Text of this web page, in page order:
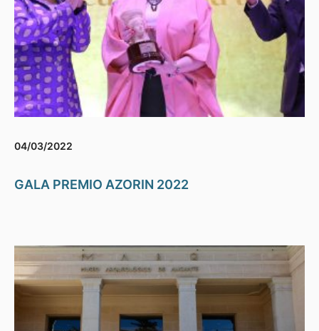
04/03/2022
GALA PREMIO AZORIN 2022